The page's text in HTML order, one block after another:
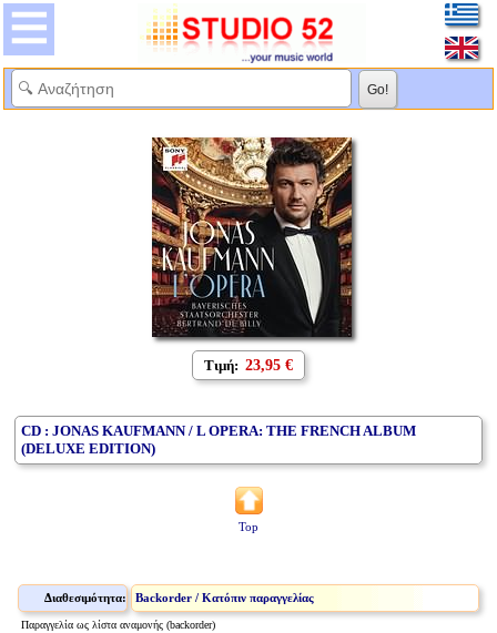
Τιμή: 23,95 €
CD : JONAS KAUFMANN / L OPERA: THE FRENCH ALBUM
(DELUXE EDITION)
Top
Διαθεσιμότητα: Backorder / Κατόπιν παραγγελίας
Παραγγελία ως λίστα αναμονής (backorder)